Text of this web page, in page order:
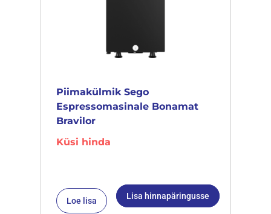
Piimakülmik Sego
Espressomasinale Bonamat
Bravilor
Küsi hinda
Loe lisa Lisa hinnapäringusse